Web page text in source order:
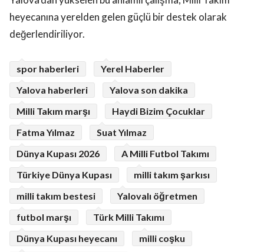
heyecanına yerelden gelen güçlü bir destek olarak
değerlendiriliyor.
spor haberleri
Yerel Haberler
Yalova haberleri
Yalova son dakika
Milli Takım marşı
Haydi Bizim Çocuklar
Fatma Yılmaz
Suat Yılmaz
Dünya Kupası 2026
A Milli Futbol Takımı
Türkiye Dünya Kupası
milli takım şarkısı
milli takım bestesi
Yalovalı öğretmen
futbol marşı
Türk Milli Takımı
Dünya Kupası heyecanı
milli coşku